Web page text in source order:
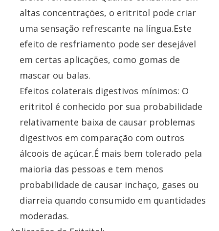
altas concentrações, o eritritol pode criar
uma sensação refrescante na língua.Este
efeito de resfriamento pode ser desejável
em certas aplicações, como gomas de
mascar ou balas.
Efeitos colaterais digestivos mínimos: O
eritritol é conhecido por sua probabilidade
relativamente baixa de causar problemas
digestivos em comparação com outros
álcoois de açúcar.É mais bem tolerado pela
maioria das pessoas e tem menos
probabilidade de causar inchaço, gases ou
diarreia quando consumido em quantidades
moderadas.